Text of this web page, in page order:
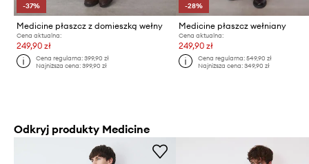
-37%
Medicine płaszcz z domieszką wełny
Cena aktualna:
249,90 zł
Cena regularna:399,90 zł
Najniższa cena:399,90 zł
-28%
Medicine płaszcz wełniany
Cena aktualna:
249,90 zł
Cena regularna: 549,90 zł
Najniższa cena: 349,90 zł
Odkryj produkty Medicine